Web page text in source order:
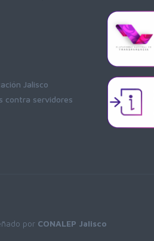
Jalisco
contra servidores
por CONALEP Jalisco